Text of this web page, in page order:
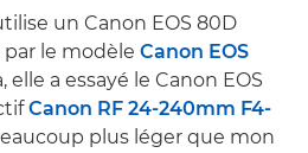
un Canon EOS 80D
le modèle Canon EOS
elle a essayé le Canon EOS
Canon RF 24-240mm F4-
plus léger que mon